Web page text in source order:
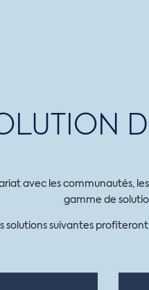
avec les communautés,
gamme de
solutions suivantes